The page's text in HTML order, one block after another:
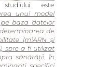
este
unui model
baza datelor
de
(miARN și
spre a fi utilizat
sănătății, în
specifici